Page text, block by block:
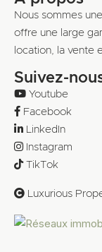
Nous sommes
offre une large
location, la vente
Suivez-
Youtube
Facebook
LinkedIn
Instagram
TikTok
Luxurious